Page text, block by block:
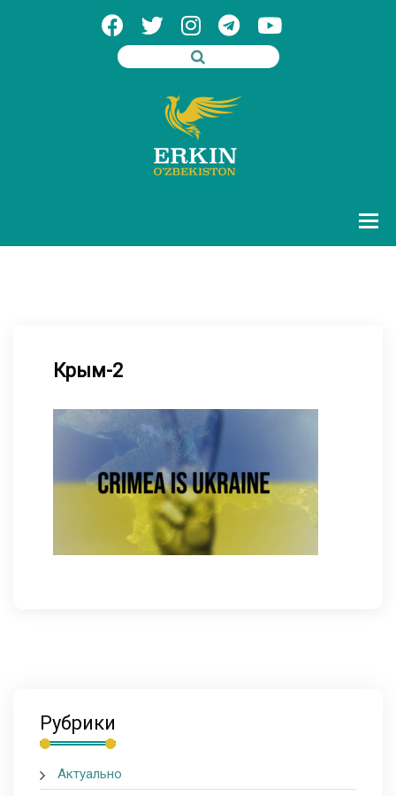
Крым-2
Рубрики
Актуально